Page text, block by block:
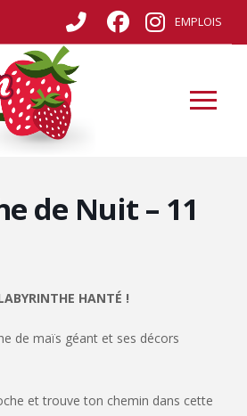
EMPLOIS
de Nuit – 11
HANTÉ !
de maïs géant et ses décors
et trouve ton chemin dans cette